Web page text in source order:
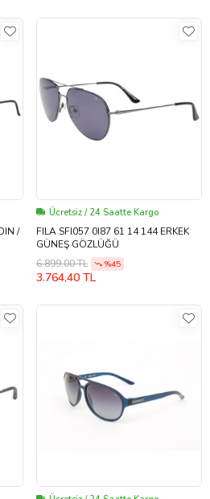
/
Ücretsiz / 24 Saatte Kargo
FILA SFI057 0I87 61 14 144 ERKEK
GÜNEŞ GÖZLÜĞÜ
6.899,00 TL
%45
3.764,40 TL